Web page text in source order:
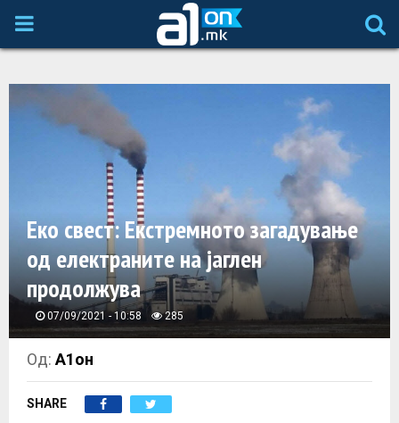
P
I
A
R
M
E
Еко свест: Екстремното загадување
од електраните на јаглен
продолжува
07/09/2021 - 10:58 285
Од:А1он
SHARE